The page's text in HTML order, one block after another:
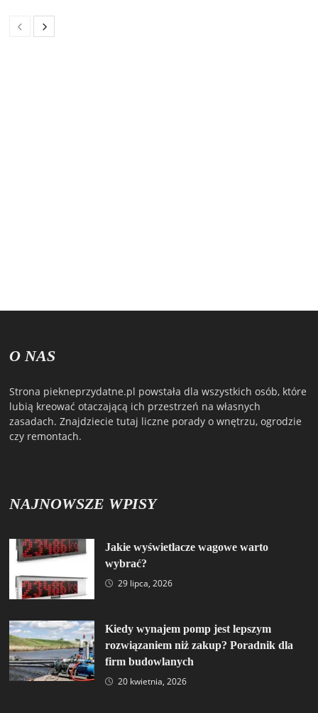
O NAS
Strona piekneprzydatne.pl powstała dla wszystkich osób, które
lubią kreować otaczającą ich przestrzeń na własnych
zasadach. Znajdziecie tutaj liczne porady o wnętrzu, ogrodzie
czy remontach.
NAJNOWSZE WPISY
Jakie wyświetlacze wagowe warto
wybrać?
29 lipca, 2026
Kiedy wynajem pomp jest lepszym
rozwiązaniem niż zakup? Poradnik dla
firm budowlanych
20 kwietnia, 2026